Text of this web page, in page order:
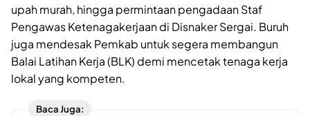
upah murah, hingga permintaan pengadaan Staf
Pengawas Ketenagakerjaan di Disnaker Sergai. Buruh
juga mendesak Pemkab untuk segera membangun
Balai Latihan Kerja (BLK) demi mencetak tenaga kerja
lokal yang kompeten.
Baca Juga: